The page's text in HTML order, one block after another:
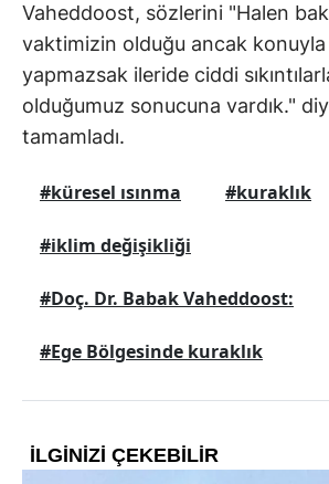
Vaheddoost, sözlerini "Halen
vaktimizin olduğu ancak
yapmazsak ileride ciddi
olduğumuz sonucuna vardık."
tamamladı.
#küresel ısınma #kuraklık
#iklim değişikliği
#Doç. Dr. Babak Vaheddoost:
#Ege Bölgesinde kuraklık